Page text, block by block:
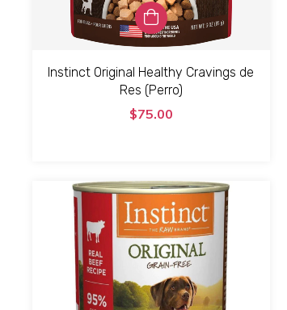
Instinct Original Healthy Cravings de
Res (Perro)
$75.00